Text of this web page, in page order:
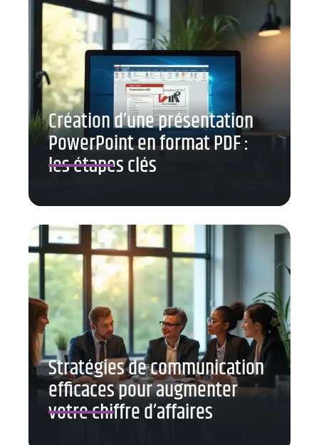
Création d’une présentation
PowerPoint en format PDF :
les étapes clés
Stratégies de communication
efficaces pour augmenter
votre chiffre d’affaires